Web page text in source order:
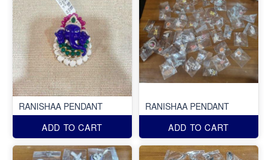
RANISHAA PENDANT
ADD TO CART
RANISHAA PENDANT
ADD TO CART